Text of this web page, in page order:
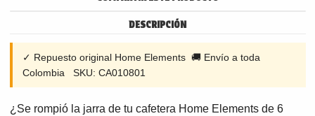
DESCRIPCIÓN
✓ Repuesto original Home Elements 🚚 Envío a toda
Colombia SKU: CA010801
¿Se rompió la jarra de tu cafetera Home Elements de 6